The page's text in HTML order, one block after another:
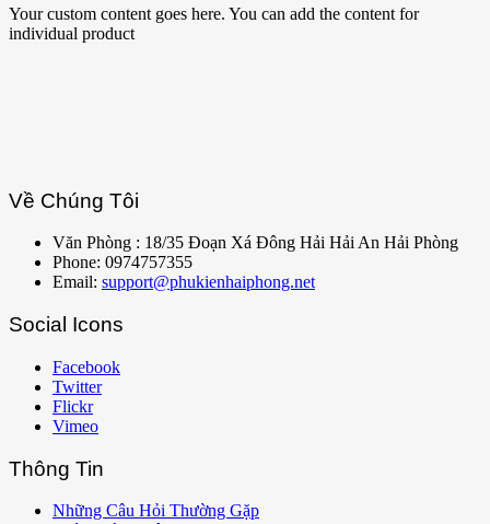
Your custom content goes here. You can add the content for
individual product
Về Chúng Tôi
Văn Phòng : 18/35 Đoạn Xá Đông Hải Hải An Hải Phòng
Phone: 0974757355
Email: support@phukienhaiphong.net
Social Icons
Facebook
Twitter
Flickr
Vimeo
Thông Tin
Những Câu Hỏi Thường Gặp